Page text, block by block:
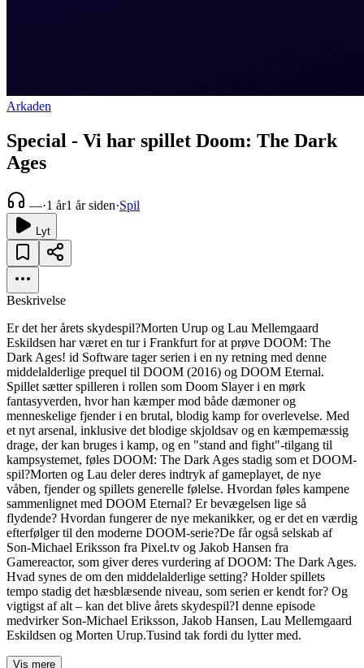
Arkaden
Special - Vi har spillet Doom: The Dark
Ages
—·1 år1 år siden·Spil
Lyt
Beskrivelse
Er det her årets skydespil?Morten Urup og Lau Mellemgaard
Eskildsen har været en tur i Frankfurt for at prøve DOOM: The
Dark Ages! id Software tager serien i en ny retning med denne
middelalderlige prequel til DOOM (2016) og DOOM Eternal.
Spillet sætter spilleren i rollen som Doom Slayer i en mørk
fantasyverden, hvor han kæmper mod både dæmoner og
menneskelige fjender i en brutal, blodig kamp for overlevelse. Med
et nyt arsenal, inklusive det blodige skjoldsav og en kæmpemæssig
drage, der kan bruges i kamp, og en "stand and fight"-tilgang til
kampsystemet, føles DOOM: The Dark Ages stadig som et DOOM-
spil?Morten og Lau deler deres indtryk af gameplayet, de nye
våben, fjender og spillets generelle følelse. Hvordan føles kampene
sammenlignet med DOOM Eternal? Er bevægelsen lige så
flydende? Hvordan fungerer de nye mekanikker, og er det en værdig
efterfølger til den moderne DOOM-serie?De får også selskab af
Son-Michael Eriksson fra Pixel.tv og Jakob Hansen fra
Gamereactor, som giver deres vurdering af DOOM: The Dark Ages.
Hvad synes de om den middelalderlige setting? Holder spillets
tempo stadig det hæsblæsende niveau, som serien er kendt for? Og
vigtigst af alt – kan det blive årets skydespil?I denne episode
medvirker Son-Michael Eriksson, Jakob Hansen, Lau Mellemgaard
Eskildsen og Morten Urup.Tusind tak fordi du lytter med.
Vis mere